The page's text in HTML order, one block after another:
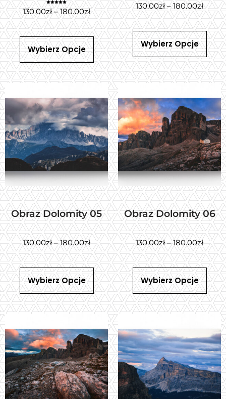
Oceniono
5.00
na 5
130.00zł – 180.00zł
Wybierz Opcje
130.00zł – 180.00zł
Wybierz Opcje
Obraz Dolomity 05
130.00zł – 180.00zł
Wybierz Opcje
Obraz Dolomity 06
130.00zł – 180.00zł
Wybierz Opcje